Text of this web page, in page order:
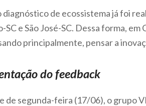
diagnóstico de ecossistema já foi
SC e São José-SC. Dessa forma,
principalmente, pensar a
do feedback
de segunda-feira (17/06), o grupo